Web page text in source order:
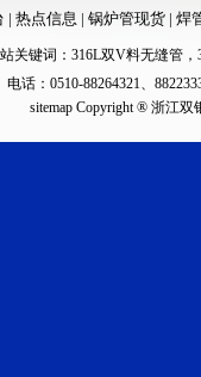
| 热点信息 | 锅炉管现货 | 焊
关键词： 316L双V料无缝管 ，
电话：0510-88264321、
sitemapCopyright ® 浙江双